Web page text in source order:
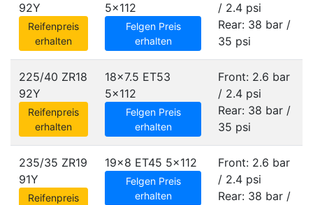
92Y
Reifenpreis
erhalten
5x112
Felgen Preis
erhalten
/ 2.4 psi
Rear: 38 bar /
35 psi
225/40 ZR18
92Y
Reifenpreis
erhalten
18x7.5 ET53
5x112
Felgen Preis
erhalten
Front: 2.6 bar
/ 2.4 psi
Rear: 38 bar /
35 psi
235/35 ZR19
91Y
Reifenpreis
19x8 ET45 5x112
Felgen Preis
erhalten
Front: 2.6 bar
/ 2.4 psi
Rear: 38 bar /